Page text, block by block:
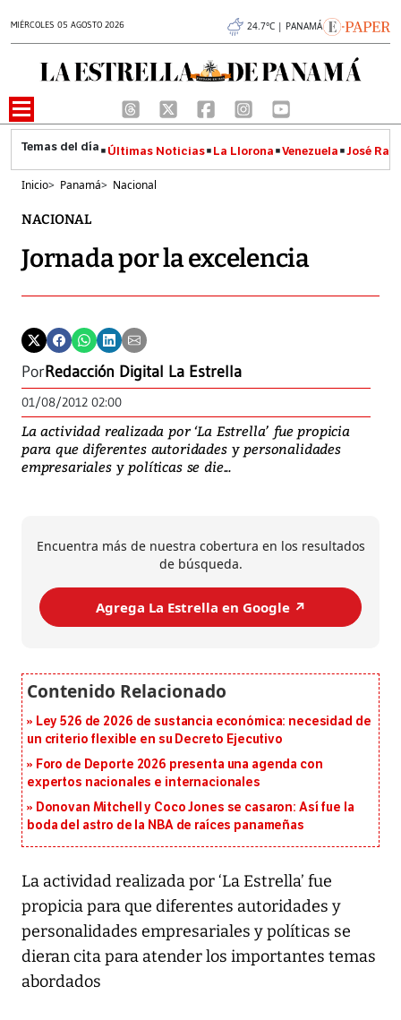
MIÉRCOLES 05 AGOSTO 2026 24.7°C | PANAMÁ
Últimas Noticias La Llorona Venezuela José
Inicio> Panamá> Nacional
NACIONAL
Jornada por la excelencia
PorRedacción Digital La Estrella
01/08/2012 02:00
La actividad realizada por ‘La Estrella’ fue propicia
para que diferentes autoridades y personalidades
empresariales y políticas se die...
Encuentra más de nuestra cobertura en los resultados
de búsqueda.
Agrega La Estrella en Google ↗️
Ley 526 de 2026 de sustancia económica: necesidad de
un criterio flexible en su Decreto Ejecutivo
Foro de Deporte 2026 presenta una agenda con
expertos nacionales e internacionales
Donovan Mitchell y Coco Jones se casaron: Así fue la
boda del astro de la NBA de raíces panameñas
La actividad realizada por ‘La Estrella’ fue
propicia para que diferentes autoridades y
personalidades empresariales y políticas se
dieran cita para atender los importantes temas
abordados